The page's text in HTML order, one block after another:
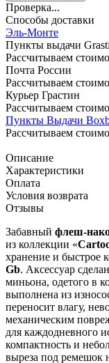
Проверка...
Способы доставки
Эль-Монте
Пункты выдачи
Рассчитываем
Почта России
Рассчитываем
Курьер Грастин
Рассчитываем
Пункты Выдачи
Рассчитываем
Описание
Характеристики
Оплата
Условия возврата
Отзывы
Забавный флеш-
из коллекции «
хранение и быстрое
Gb. Аксессуар
миньона, одетого в
выполнена из
переносит влагу,
механическим
для каждодневного
компактность и
выреза под ремешок